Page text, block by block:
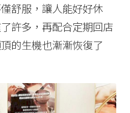
舒服，讓人能好好休
許多，再配合定期回店
的生機也漸漸恢復了